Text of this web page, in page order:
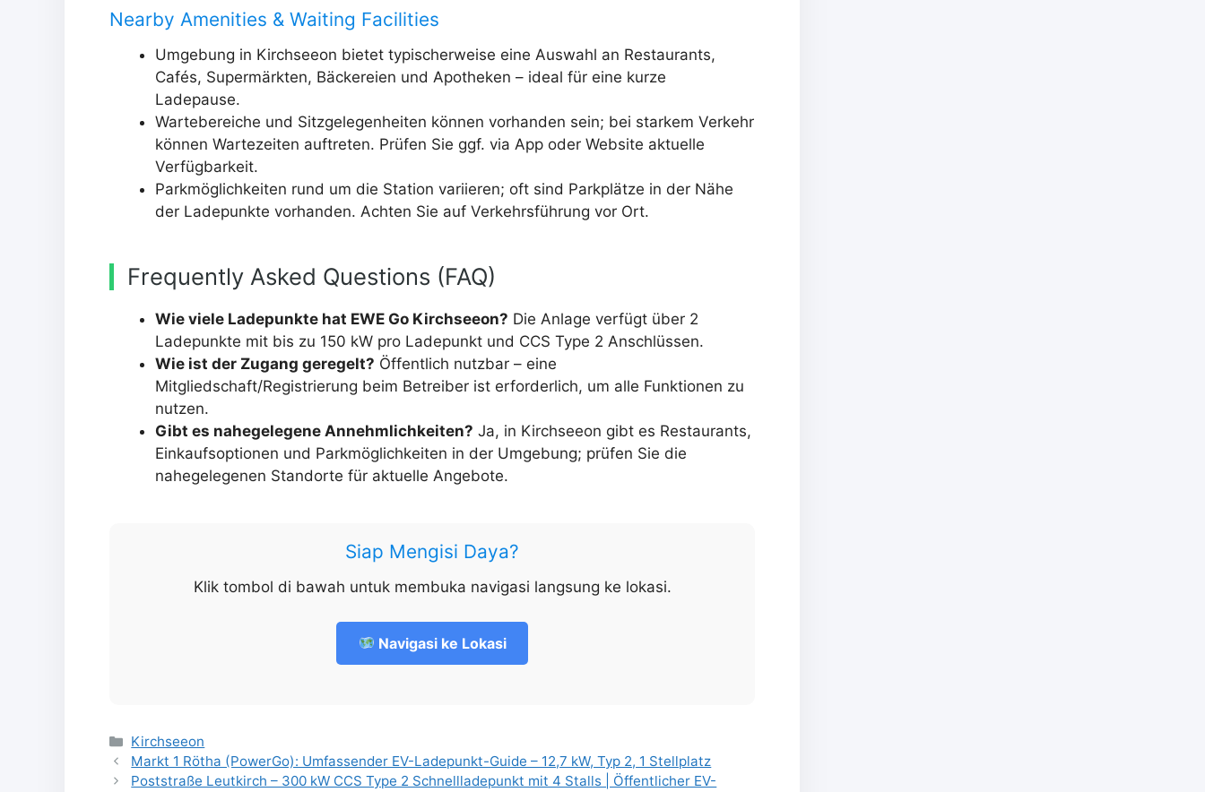
Nearby Amenities & Waiting Facilities
Umgebung in Kirchseeon bietet typischerweise eine Auswahl an Restaurants,
Cafés, Supermärkten, Bäckereien und Apotheken – ideal für eine kurze
Ladepause.
Wartebereiche und Sitzgelegenheiten können vorhanden sein; bei starkem Verkehr
können Wartezeiten auftreten. Prüfen Sie ggf. via App oder Website aktuelle
Verfügbarkeit.
Parkmöglichkeiten rund um die Station variieren; oft sind Parkplätze in der Nähe
der Ladepunkte vorhanden. Achten Sie auf Verkehrsführung vor Ort.
Frequently Asked Questions (FAQ)
Wie viele Ladepunkte hat EWE Go Kirchseeon? Die Anlage verfügt über 2
Ladepunkte mit bis zu 150 kW pro Ladepunkt und CCS Type 2 Anschlüssen.
Wie ist der Zugang geregelt? Öffentlich nutzbar – eine
Mitgliedschaft/Registrierung beim Betreiber ist erforderlich, um alle Funktionen zu
nutzen.
Gibt es nahegelegene Annehmlichkeiten? Ja, in Kirchseeon gibt es Restaurants,
Einkaufsoptionen und Parkmöglichkeiten in der Umgebung; prüfen Sie die
nahegelegenen Standorte für aktuelle Angebote.
Siap Mengisi Daya?
Klik tombol di bawah untuk membuka navigasi langsung ke lokasi.
Navigasi ke Lokasi
Kategorien
Kirchseeon
Markt 1 Rötha (PowerGo): Umfassender EV-Ladepunkt-Guide – 12,7 kW, Typ 2, 1 Stellplatz
Poststraße Leutkirch – 300 kW CCS Type 2 Schnellladepunkt mit 4 Stalls | Öffentlicher EV-